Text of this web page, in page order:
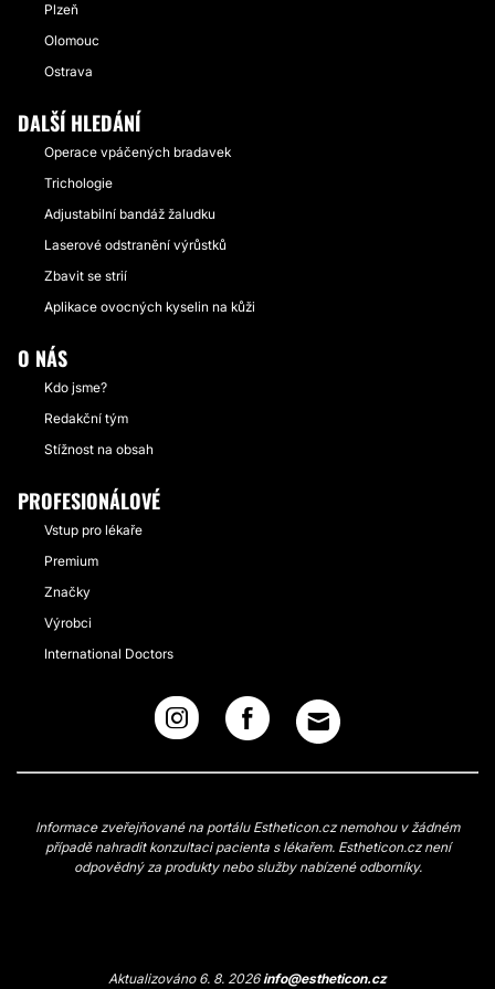
Plzeň
Olomouc
Ostrava
DALŠÍ HLEDÁNÍ
Operace vpáčených bradavek
Trichologie
Adjustabilní bandáž žaludku
Laserové odstranění výrůstků
Zbavit se strií
Aplikace ovocných kyselin na kůži
O NÁS
Kdo jsme?
Redakční tým
Stížnost na obsah
PROFESIONÁLOVÉ
Vstup pro lékaře
Premium
Značky
Výrobci
International Doctors
Informace zveřejňované na portálu Estheticon.cz nemohou v žádném
případě nahradit konzultaci pacienta s lékařem. Estheticon.cz není
odpovědný za produkty nebo služby nabízené odborníky.
Aktualizováno 6. 8. 2026info@estheticon.cz